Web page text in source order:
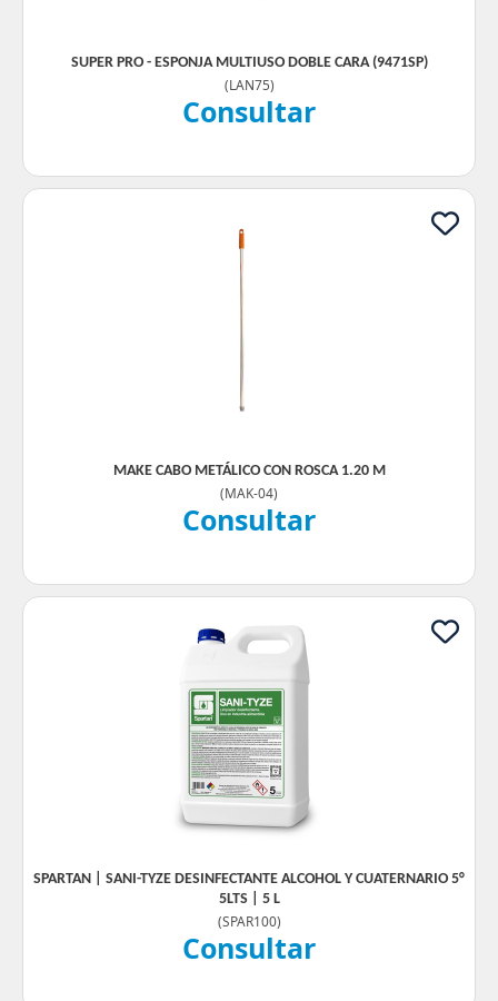
SUPER PRO - ESPONJA MULTIUSO DOBLE CARA (9471SP)
(LAN75)
Consultar
MAKE CABO METÁLICO CON ROSCA 1.20 M
(MAK-04)
Consultar
SPARTAN | SANI-TYZE DESINFECTANTE ALCOHOL Y CUATERNARIO 5°
5LTS | 5 L
(SPAR100)
Consultar